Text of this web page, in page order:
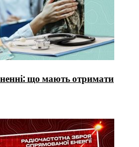
що мають отримати